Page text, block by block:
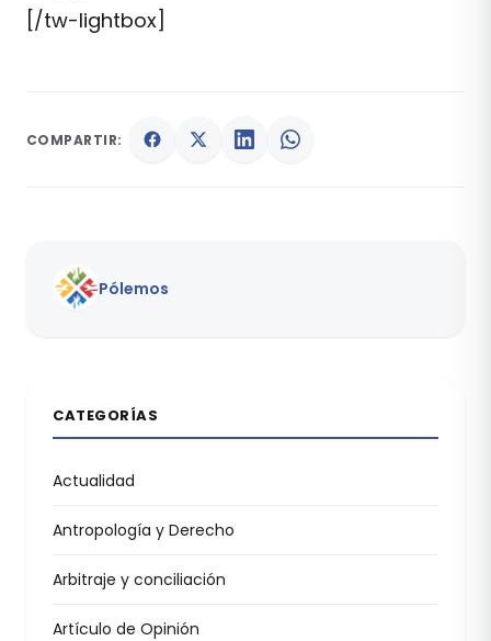
[/tw-lightbox]
COMPARTIR:
Pólemos
CATEGORÍAS
Actualidad
Antropología y Derecho
Arbitraje y conciliación
Artículo de Opinión